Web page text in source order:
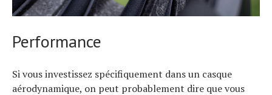
Performance
Si vous investissez spécifiquement dans un casque
aérodynamique, on peut probablement dire que vous